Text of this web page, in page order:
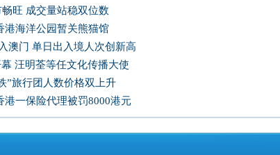
旺 成交量站稳双位数
港海洋公园暂关熊猫馆
澳门 单日出入境人次创新高
汪明荃等任文化传播大使
”旅行团人数价格双上升
港一保险代理被罚8000港元